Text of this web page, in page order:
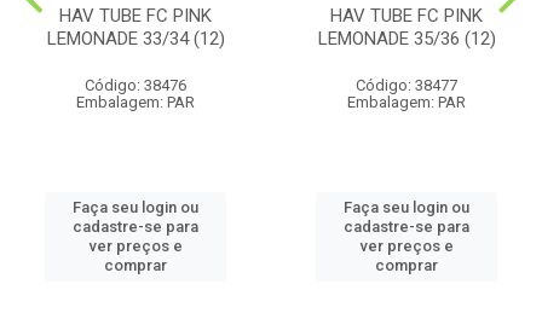
HAV TUBE FC PINK
LEMONADE 33/34 (12)
Código: 38476
Embalagem: PAR
Faça seu login ou
cadastre-se para
ver preços e
comprar
HAV TUBE FC PINK
LEMONADE 35/36 (12)
Código: 38477
Embalagem: PAR
Faça seu login ou
cadastre-se para
ver preços e
comprar